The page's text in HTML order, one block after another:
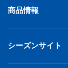
商品情報
シーズンサイト